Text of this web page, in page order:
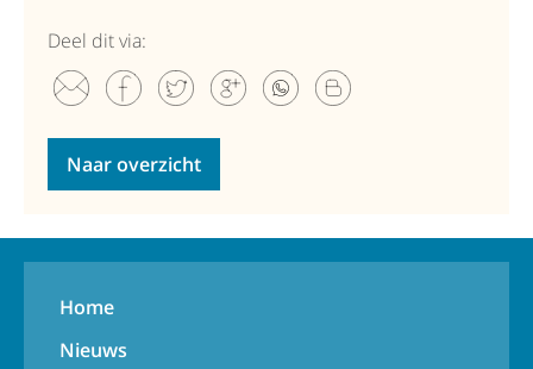
Deel dit via:
Naar overzicht
Home
Nieuws